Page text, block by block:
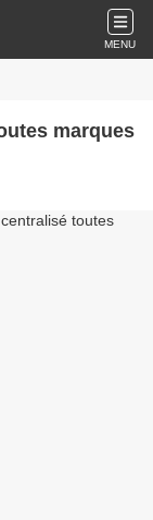
MENU
marques